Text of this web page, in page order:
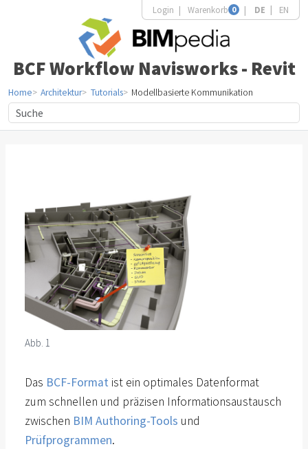
Login Warenkorb 0 DE EN
BCF Workflow Navisworks - Revit
Home Architektur Tutorials Modellbasierte Kommunikation
Abb. 1
Das BCF-Format ist ein optimales Datenformat
zum schnellen und präzisen Informationsaustausch
zwischen BIM Authoring-Tools und
Prüfprogrammen.